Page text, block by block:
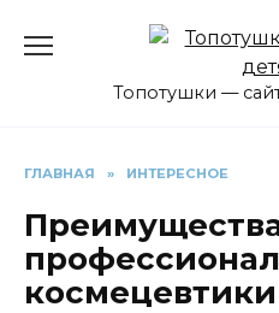
Топотушки —
ГЛАВНАЯ » ИНТЕРЕСНОЕ
космецевтики